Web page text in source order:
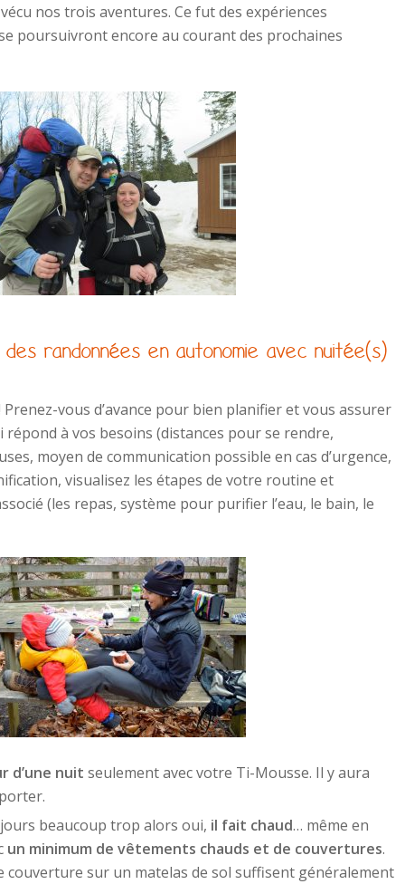
nos trois aventures. Ce fut des expériences
poursuivront encore au courant des prochaines
randonnées en autonomie avec nuitée(s)
Prenez-vous d’avance pour bien planifier et vous assurer
à vos besoins (distances pour se rendre,
moyen de communication possible en cas d’urgence,
visualisez les étapes de votre routine et
(les repas, système pour purifier l’eau, le bain, le
d’une nuit seulement avec votre Ti-Mousse. Il y aura
beaucoup trop alors oui, il fait chaud… même en
un minimum de vêtements chauds et de couvertures.
couverture sur un matelas de sol suffisent généralement